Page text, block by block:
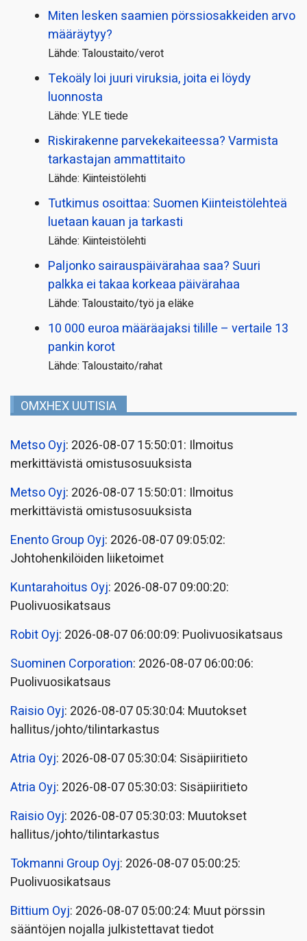
Miten lesken saamien pörssi­osakkeiden arvo
määräytyy?
Lähde: Taloustaito/verot
Tekoäly loi juuri viruksia, joita ei löydy
luonnosta
Lähde: YLE tiede
Riskirakenne parvekekaiteessa? Varmista
tarkastajan ammattitaito
Lähde: Kiinteistölehti
Tutkimus osoittaa: Suomen Kiinteistölehteä
luetaan kauan ja tarkasti
Lähde: Kiinteistölehti
Paljonko sairauspäivä­rahaa saa? Suuri
palkka ei takaa korkeaa päivärahaa
Lähde: Taloustaito/työ ja eläke
10 000 euroa määräajaksi tilille – vertaile 13
pankin korot
Lähde: Taloustaito/rahat
OMXHEX UUTISIA
Metso Oyj: 2026-08-07 15:50:01: Ilmoitus
merkittävistä omistusosuuksista
Metso Oyj: 2026-08-07 15:50:01: Ilmoitus
merkittävistä omistusosuuksista
Enento Group Oyj: 2026-08-07 09:05:02:
Johtohenkilöiden liiketoimet
Kuntarahoitus Oyj: 2026-08-07 09:00:20:
Puolivuosikatsaus
Robit Oyj: 2026-08-07 06:00:09: Puolivuosikatsaus
Suominen Corporation: 2026-08-07 06:00:06:
Puolivuosikatsaus
Raisio Oyj: 2026-08-07 05:30:04: Muutokset
hallitus/johto/tilintarkastus
Atria Oyj: 2026-08-07 05:30:04: Sisäpiiritieto
Atria Oyj: 2026-08-07 05:30:03: Sisäpiiritieto
Raisio Oyj: 2026-08-07 05:30:03: Muutokset
hallitus/johto/tilintarkastus
Tokmanni Group Oyj: 2026-08-07 05:00:25:
Puolivuosikatsaus
Bittium Oyj: 2026-08-07 05:00:24: Muut pörssin
sääntöjen nojalla julkistettavat tiedot